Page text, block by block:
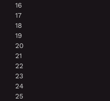
16
17
18
19
20
21
22
23
24
25